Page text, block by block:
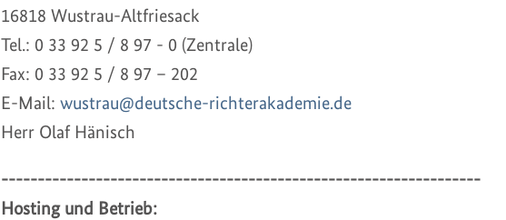
16818 Wustrau-Altfriesack
Tel.: 0 33 92 5 / 8 97 - 0 (Zentrale)
Fax: 0 33 92 5 / 8 97 – 202
E-Mail: wustrau@deutsche-richterakademie.de
Herr Olaf Hänisch
------------------------------------------------------------------
Hosting und Betrieb: